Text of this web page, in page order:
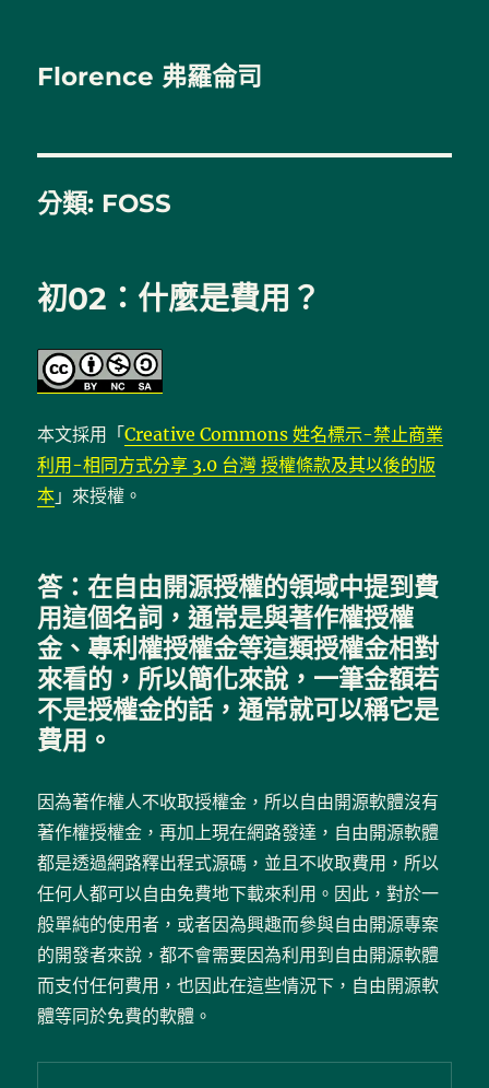
Florence 弗羅侖司
分類: FOSS
初02：什麼是費用？
本文採用「Creative Commons 姓名標示-禁止商業
利用-相同方式分享 3.0 台灣 授權條款及其以後的版
本 」來授權。
答：在自由開源授權的領域中提到費
用這個名詞，通常是與著作權授權
金、專利權授權金等這類授權金相對
來看的，所以簡化來說，一筆金額若
不是授權金的話，通常就可以稱它是
費用。
因為著作權人不收取授權金，所以自由開源軟體沒有
著作權授權金，再加上現在網路發達，自由開源軟體
都是透過網路釋出程式源碼，並且不收取費用，所以
任何人都可以自由免費地下載來利用。因此，對於一
般單純的使用者，或者因為興趣而參與自由開源專案
的開發者來說，都不會需要因為利用到自由開源軟體
而支付任何費用，也因此在這些情況下，自由開源軟
體等同於免費的軟體。